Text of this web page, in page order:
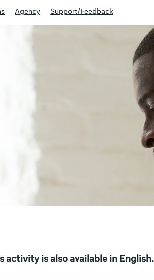
Agency Support/Feedback
activity is also available in English.